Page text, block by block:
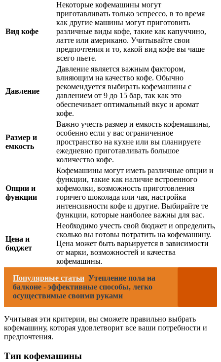
Вид кофе
Некоторые кофемашины могут
приготавливать только эспрессо, в то время
как другие машины могут приготовить
различные виды кофе, такие как капуччино,
латте или американо. Учитывайте свои
предпочтения и то, какой вид кофе вы чаще
всего пьете.
Давление
Давление является важным фактором,
влияющим на качество кофе. Обычно
рекомендуется выбирать кофемашины с
давлением от 9 до 15 бар, так как это
обеспечивает оптимальный вкус и аромат
кофе.
Размер и
емкость
Важно учесть размер и емкость кофемашины,
особенно если у вас ограниченное
пространство на кухне или вы планируете
ежедневно приготавливать большое
количество кофе.
Опции и
функции
Кофемашины могут иметь различные опции и
функции, такие как наличие встроенного
кофемолки, возможность приготовления
горячего шоколада или чая, настройка
интенсивности кофе и другие. Выбирайте те
функции, которые наиболее важны для вас.
Цена и
бюджет
Необходимо учесть свой бюджет и определить,
сколько вы готовы потратить на кофемашину.
Цена может быть варьируется в зависимости
от марки, возможностей и качества
кофемашины.
Популярные статьи Утепление пола на
балконе - эффективные способы, легко
осуществимые своими руками
Учитывая эти критерии, вы сможете правильно выбрать
кофемашину, которая удовлетворит все ваши потребности и
предпочтения.
Тип кофемашины